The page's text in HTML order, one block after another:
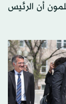
أن الرئيس